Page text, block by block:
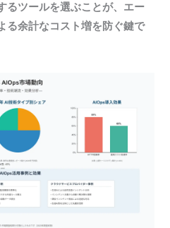
るツールを選ぶことが、エー
る余計なコスト増を防ぐ鍵で